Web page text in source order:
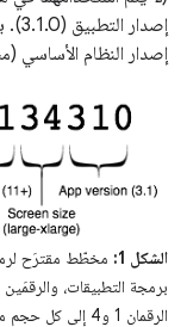
إصدار النظام
الشكل 1:
مخطّط مقترَح
برمجة التطبيقات،
الرقمان 1 و4